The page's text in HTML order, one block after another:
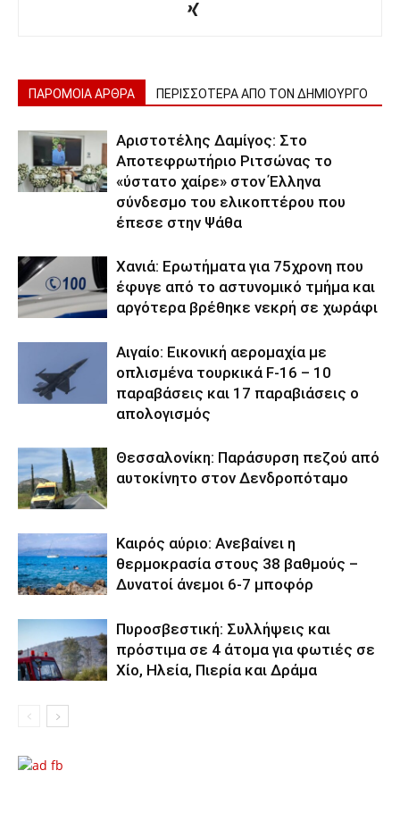
ΠΑΡΟΜΟΙΑ ΑΡΘΡΑ ΠΕΡΙΣΣΟΤΕΡΑ ΑΠΟ ΤΟΝ ΔΗΜΙΟΥΡΓΟ
Αριστοτέλης Δαμίγος: Στο
Αποτεφρωτήριο Ριτσώνας το
«ύστατο χαίρε» στον Έλληνα
σύνδεσμο του ελικοπτέρου που
έπεσε στην Ψάθα
Χανιά: Ερωτήματα για 75χρονη που
έφυγε από το αστυνομικό τμήμα και
αργότερα βρέθηκε νεκρή σε χωράφι
Αιγαίο: Εικονική αερομαχία με
οπλισμένα τουρκικά F-16 – 10
παραβάσεις και 17 παραβιάσεις ο
απολογισμός
Θεσσαλονίκη: Παράσυρση πεζού από
αυτοκίνητο στον Δενδροπόταμο
Καιρός αύριο: Ανεβαίνει η
θερμοκρασία στους 38 βαθμούς –
Δυνατοί άνεμοι 6-7 μποφόρ
Πυροσβεστική: Συλλήψεις και
πρόστιμα σε 4 άτομα για φωτιές σε
Χίο, Ηλεία, Πιερία και Δράμα